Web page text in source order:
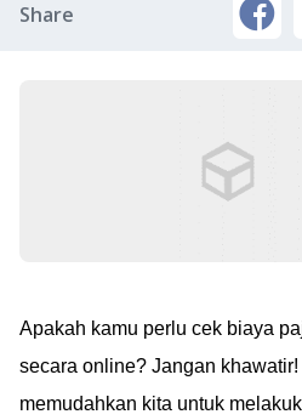
Share
Apakah kamu perlu cek biaya
secara online? Jangan
memudahkan kita untuk